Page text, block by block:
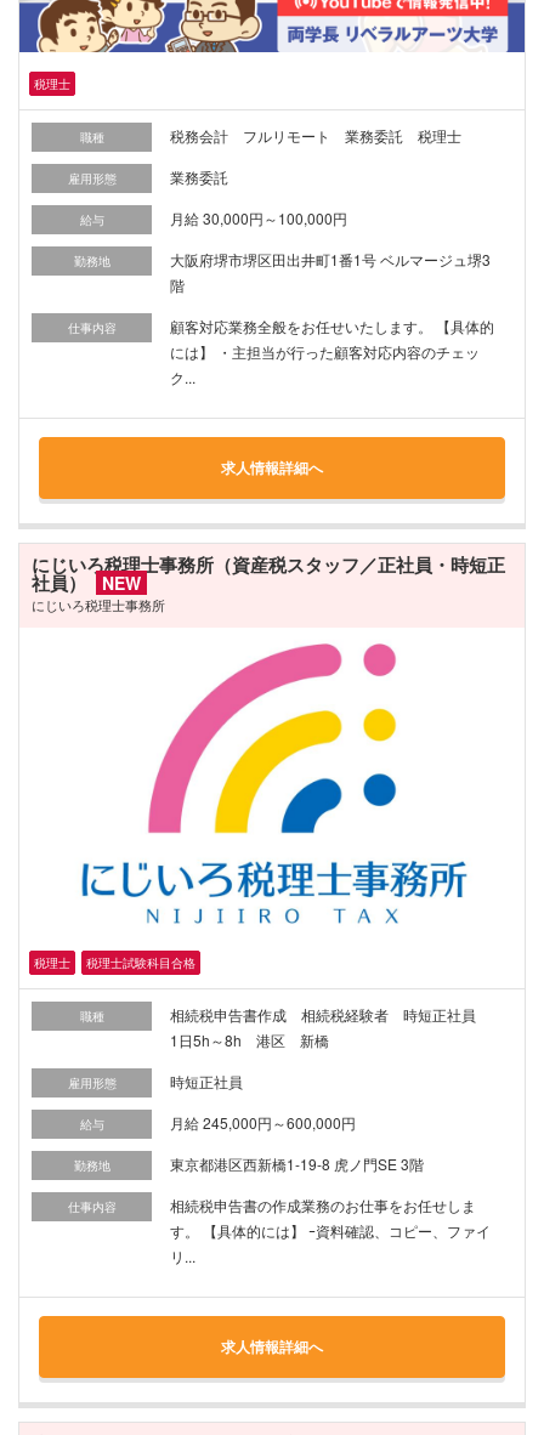
税理士
職種 税務会計 フルリモート 業務委託 税理士
雇用形態 業務委託
給与 月給 30,000円～100,000円
勤務地
大阪府堺市堺区田出井町1番1号 ベルマージュ堺3
階
仕事内容
顧客対応業務全般をお任せいたします。 【具体的
には】 ・主担当が行った顧客対応内容のチェッ
ク...
求人情報詳細へ
にじいろ税理士事務所（資産税スタッフ／正社員・時短正
社員） NEW
にじいろ税理士事務所
税理士 税理士試験科目合格
職種
相続税申告書作成 相続税経験者 時短正社員
1日5h～8h 港区 新橋
雇用形態 時短正社員
給与 月給 245,000円～600,000円
勤務地 東京都港区西新橋1-19-8 虎ノ門SE 3階
仕事内容
相続税申告書の作成業務のお仕事をお任せしま
す。 【具体的には】 ｰ資料確認、コピー、ファイ
リ...
求人情報詳細へ